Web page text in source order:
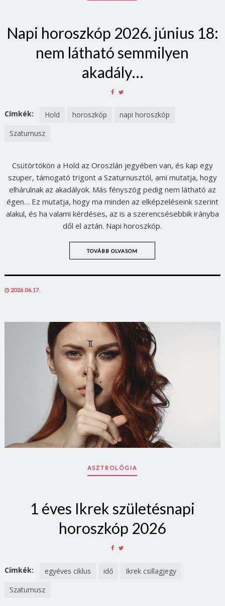
Napi horoszkóp 2026. június 18:
nem látható semmilyen
akadály…
SHARE
FACEBOOK
TWITTER
Címkék: Hold horoszkóp
napi horoszkóp
Szaturnusz
Csütörtökön a Hold az Oroszlán jegyében van, és kap egy
szuper, támogató trigont a Szaturnusztól, ami mutatja, hogy
elhárulnak az akadályok. Más fényszög pedig nem látható az
égen… Ez mutatja, hogy ma minden az elképzeléseink szerint
alakul, és ha valami kérdéses, az is a szerencsésebbik irányba
dől el aztán. Napi horoszkóp.
TOVÁBB OLVASOM
POSTED
2026.06.17.
ASZTROLÓGIA
1 éves Ikrek születésnapi
horoszkóp 2026
SHARE
FACEBOOK
TWITTER
Címkék: egyéves ciklus idő
Ikrek csillagjegy
Szaturnusz